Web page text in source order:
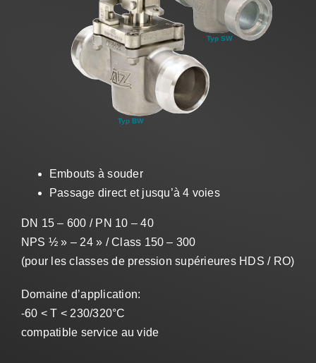
Embouts à souder
Passage direct et jusqu’à 4 voies
DN 15 – 600 / PN 10 – 40
NPS ½ » – 24 » / Class 150 – 300
(pour les classes de pression supérieures HDS / RO)
Domaine d’application:
-60 < T < 230/320°C
compatible service au vide